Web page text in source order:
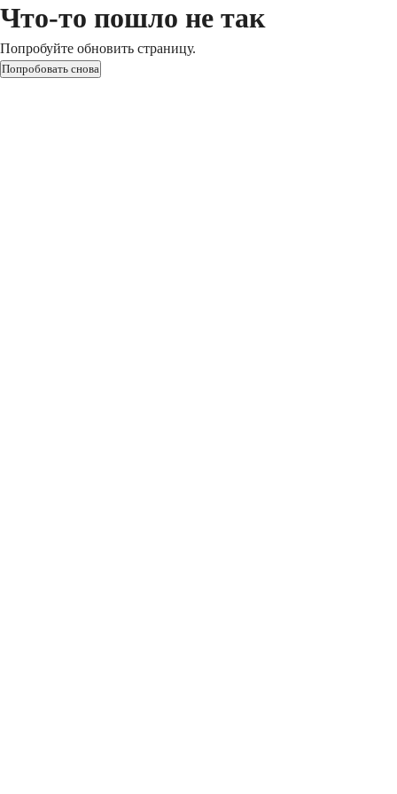
Что-то пошло не так
Попробуйте обновить страницу.
Попробовать снова